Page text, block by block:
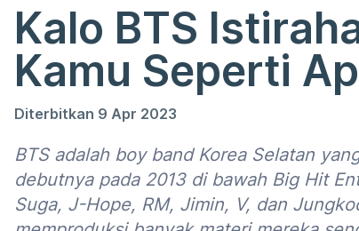
Kalo BTS
Kamu Seperti
Diterbitkan 9 Apr 2023
BTS adalah boy band Korea Selatan
debutnya pada 2013 di bawah Big Hit
Suga, J-Hope, RM, Jimin, V, dan